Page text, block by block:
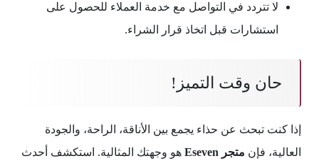
لا تتردد في التواصل مع خدمة العملاء للحصول على
استشارات قبل اتخاذ قرار الشراء.
حان وقت التميز!
إذا كنت تبحث عن حذاء يجمع بين الأناقة، الراحة، والجودة
العالية، فإن متجر Eseven
هو وجهتك المثالية. استكشف أحدث